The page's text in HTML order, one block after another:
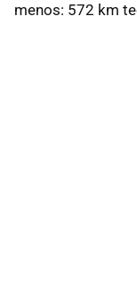
menos: 572 km